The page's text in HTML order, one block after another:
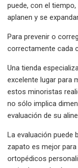
puede, con el
aplanen y se
Para prevenir o
correctamente cada
Una tienda
excelente lugar para
estos minoristas
no sólo implica
evaluación de su
La evaluación puede
zapato es mejor
ortopédicos